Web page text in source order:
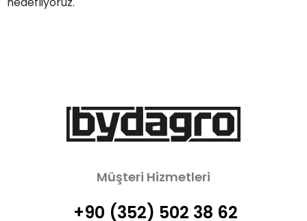
Müşteri Hizmetleri
+90 (352) 502 38 62